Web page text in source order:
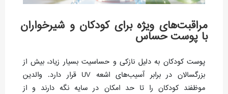
مراقبت‌های ویژه برای کودکان و شیرخواران
با پوست حساس
پوست کودکان به دلیل نازکی و حساسیت بسیار زیاد، بیش از
بزرگسالان در برابر آسیب‌های اشعه UV قرار دارد. والدین
موظفند کودکان را تا حد امکان در سایه نگه دارند و از